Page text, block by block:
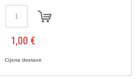
1,00 €
Cijena dostave